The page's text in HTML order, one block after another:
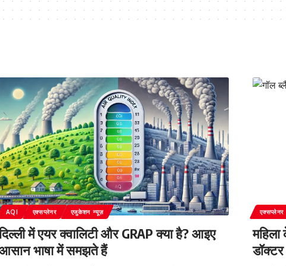
AQI एक्सप्लेनर एजुकेशन न्यूज़
में एयर क्वालिटी और GRAP क्या है? आइए
भाषा में समझते हैं
एक्सप्लेनर